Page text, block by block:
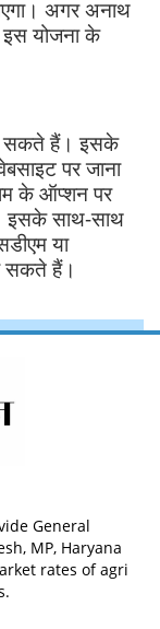
अगर अनाथ
इस योजना के
सकते हैं। इसके
पर जाना
के ऑप्शन पर
इसके साथ-साथ
या
सकते हैं।
General
MP, Haryana
rates of agri